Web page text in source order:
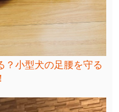
？小型犬の足腰を守る